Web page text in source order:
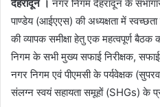
देहरादून । नगर निगम देहरादून के
पाण्डेय (आईएएस) की अध्यक्षता में स्वच्छता
की व्यापक समीक्षा हेतु एक महत्वपूर्ण
निगम के सभी मुख्य सफाई निरीक्षक, सफाई
नगर निगम एवं पीएमसी के पर्यवेक्षक
संलग्न स्वयं सहायता समूहों (SHGs) के